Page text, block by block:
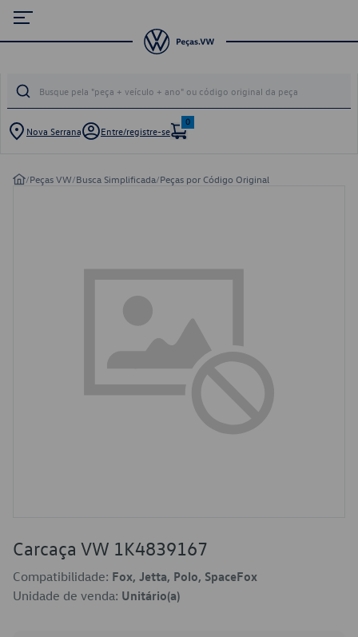
Nova Serrana Entre/registre-se
0
/Peças VW/Busca Simplificada/Peças por Código Original
Carcaça VW 1K4839167
Compatibilidade: Fox, Jetta, Polo, SpaceFox
Unidade de venda: Unitário(a)